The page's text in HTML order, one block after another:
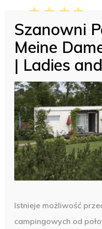
main
content
Szanowni
Meine
| Ladies
Istnieje możliwość
campingowych od